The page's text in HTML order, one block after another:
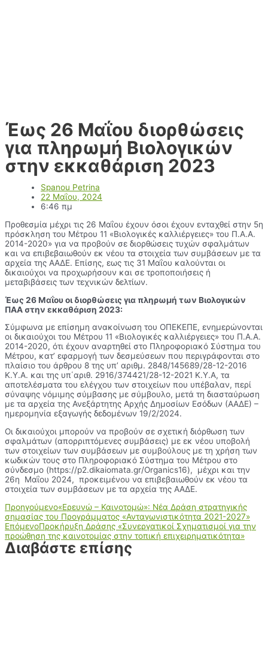
Έως 26 Μαΐου διορθώσεις
για πληρωμή Βιολογικών
στην εκκαθάριση 2023
Spanou Petrina
22 Μαΐου, 2024
6:46 πμ
Προθεσμία μέχρι τις 26 Μαΐου έχουν όσοι έχουν ενταχθεί στην 5η
πρόσκληση του Μέτρου 11 «Βιολογικές καλλιέργειες» του Π.Α.Α.
2014-2020» για να προβούν σε διορθώσεις τυχών σφαλμάτων
και να επιβεβαιωθούν εκ νέου τα στοιχεία των συμβάσεων με τα
αρχεία της ΑΑΔΕ. Επίσης, εως τις 31 Μαΐου καλούνται οι
δικαιούχοι να προχωρήσουν και σε τροποποιήσεις ή
μεταβιβάσεις των τεχνικών δελτίων.
Έως 26 Μαΐου οι διορθώσεις για πληρωμή των Βιολογικών
ΠΑΑ στην εκκαθάριση 2023:
Σύμφωνα με επίσημη ανακοίνωση του ΟΠΕΚΕΠΕ, ενημερώνονται
οι δικαιούχοι του Μέτρου 11 «Βιολογικές καλλιέργειες» του Π.Α.Α.
2014-2020, ότι έχουν αναρτηθεί στο Πληροφοριακό Σύστημα του
Μέτρου, κατ’ εφαρμογή των δεσμεύσεων που περιγράφονται στο
πλαίσιο του άρθρου 8 της υπ’ αριθμ. 2848/145689/28-12-2016
Κ.Υ.Α. και της υπ΄αριθ. 2916/374421/28-12-2021 Κ.Υ.Α, τα
αποτελέσματα του ελέγχου των στοιχείων που υπέβαλαν, περί
σύναψης νόμιμης σύμβασης με σύμβουλο, μετά τη διασταύρωση
με τα αρχεία της Ανεξάρτητης Αρχής Δημοσίων Εσόδων (ΑΑΔΕ) –
ημερομηνία εξαγωγής δεδομένων 19/2/2024.
Οι δικαιούχοι μπορούν να προβούν σε σχετική διόρθωση των
σφαλμάτων (απορριπτόμενες συμβάσεις) με εκ νέου υποβολή
των στοιχείων των συμβάσεων με συμβούλους με τη χρήση των
κωδικών τους στο Πληροφοριακό Σύστημα του Μέτρου στο
σύνδεσμο (https://p2.dikaiomata.gr/Organics16), μέχρι και την
26η Μαΐου 2024, προκειμένου να επιβεβαιωθούν εκ νέου τα
στοιχεία των συμβάσεων με τα αρχεία της ΑΑΔΕ.
Προηγούμενο«Ερευνώ – Καινοτομώ»: Νέα Δράση στρατηγικής
σημασίας του Προγράμματος «Ανταγωνιστικότητα 2021-2027»
ΕπόμενοΠροκήρυξη Δράσης «Συνεργατικοί Σχηματισμοί για την
προώθηση της καινοτομίας στην τοπική επιχειρηματικότητα»
Διαβάστε επίσης